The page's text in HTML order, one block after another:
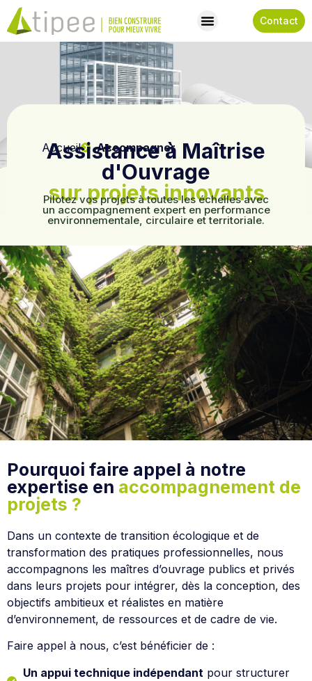
Contact
Accueil Accompagner
Assistance à Maîtrise
d'Ouvrage
sur projets innovants
Pilotez vos projets à toutes les échelles avec
un accompagnement expert en performance
environnementale, circulaire et territoriale.
Pourquoi faire appel à notre
expertise en accompagnement de
projets ?
Dans un contexte de transition écologique et de
transformation des pratiques professionnelles, nous
accompagnons les maîtres d’ouvrage publics et privés
dans leurs projets pour intégrer, dès la conception, des
objectifs ambitieux et réalistes en matière
d’environnement, de ressources et de cadre de vie.
Faire appel à nous, c’est bénéficier de :
Un appui technique indépendant pour structurer